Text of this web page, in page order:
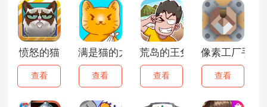
愤怒的猫
查看
满是猫的大楼2
查看
荒岛的王免广告版
查看
像素工厂手机
查看